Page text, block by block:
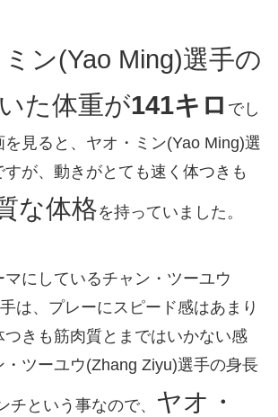
ン(Yao Ming)選手の
た体重が141キロ でし
見ると、ヤオ・ミン(Yao Ming)選
が、動きがとても速く体つきも
な体格を持っていました。
にしているチャン・ツーユウ
は、プレーにスピード感はあまり
つきも筋肉質とまではいかない感
・ツーユウ(Zhang Ziyu)選手の身長
チという事なので、
ヤオ・